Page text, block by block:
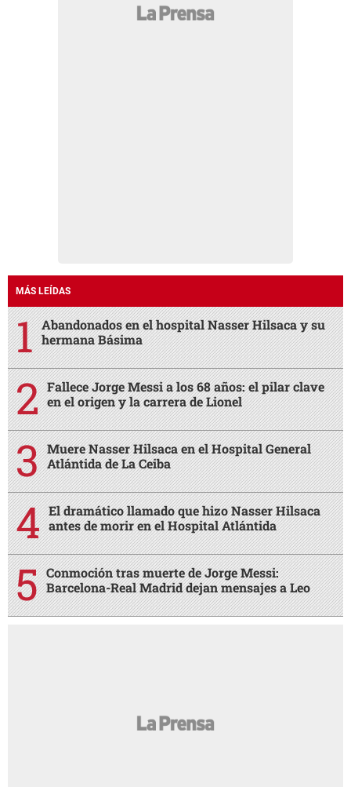
MÁS LEÍDAS
Abandonados en el hospital Nasser Hilsaca y su
hermana Básima
Fallece Jorge Messi a los 68 años: el pilar clave
en el origen y la carrera de Lionel
Muere Nasser Hilsaca en el Hospital General
Atlántida de La Ceiba
El dramático llamado que hizo Nasser Hilsaca
antes de morir en el Hospital Atlántida
Conmoción tras muerte de Jorge Messi:
Barcelona-Real Madrid dejan mensajes a Leo